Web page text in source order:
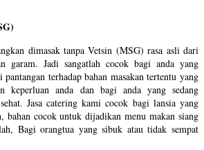
dimasak tanpa Vetsin (MSG) rasa asli dari
garam. Jadi sangatlah cocok bagi anda yang
terhadap bahan masakan tertentu yang
keperluan anda dan bagi anda yang sedang
Jasa catering kami cocok bagi lansia yang
bahan cocok untuk dijadikan menu makan siang
Bagi orangtua yang sibuk atau tidak sempat